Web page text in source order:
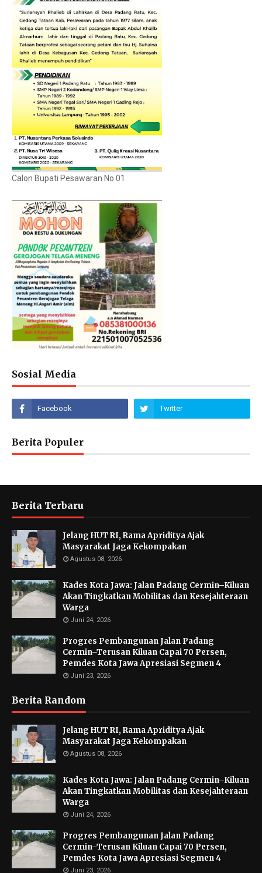
Calon Bupati Pesawaran No 01
Sosial Media
Berita Populer
Berita Terbaru
Jelang HUT RI, Rama Apriditya Ajak
Masyarakat Jaga Kekompakan
Agustus 08, 2026
Kades Kota Jawa: Jalan Padang Cermin–Kiluan
Akan Tingkatkan Mobilitas dan Kesejahteraan
Warga
Juni 24, 2026
Progres Pembangunan Jalan Padang
Cermin–Terusan Kiluan Capai 70 Persen,
Pemdes Kota Jawa Apresiasi Segmen 4
Juni 23, 2026
Berita Random
Jelang HUT RI, Rama Apriditya Ajak
Masyarakat Jaga Kekompakan
Agustus 08, 2026
Kades Kota Jawa: Jalan Padang Cermin–Kiluan
Akan Tingkatkan Mobilitas dan Kesejahteraan
Warga
Juni 24, 2026
Progres Pembangunan Jalan Padang
Cermin–Terusan Kiluan Capai 70 Persen,
Pemdes Kota Jawa Apresiasi Segmen 4
Juni 23, 2026